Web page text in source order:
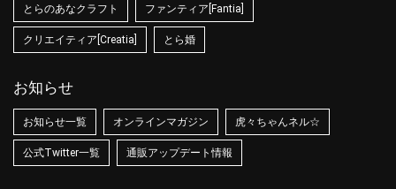
とらのあなクラフト ファンティア[Fantia]
クリエイティア[Creatia] とら婚
お知らせ
お知らせ一覧 オンラインマガジン 虎々ちゃんネル☆
公式Twitter一覧 通販アップデート情報